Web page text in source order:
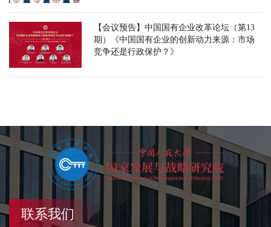
【会议预告】中国国有企业改革论坛（第13
期）《中国国有企业的创新动力来源：市场
竞争还是行政保护？》
联系我们